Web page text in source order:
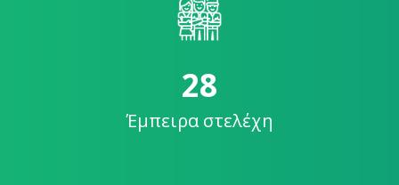
29
Έμπειρα στελέχη